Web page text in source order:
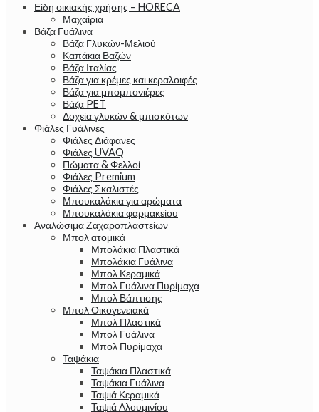
Είδη οικιακής χρήσης – HORECA
Μαχαίρια
Βάζα Γυάλινα
Βάζα Γλυκών-Μελιού
Καπάκια Βαζών
Βάζα Ιταλίας
Βάζα για κρέμες και κεραλοιφές
Βάζα για μπομπονιέρες
Βάζα PET
Δοχεία γλυκών & μπισκότων
Φιάλες Γυάλινες
Φιάλες Διάφανες
Φιάλες UVAQ
Πώματα & Φελλοί
Φιάλες Premium
Φιάλες Σκαλιστές
Μπουκαλάκια για αρώματα
Μπουκαλάκια φαρμακείου
Αναλώσιμα Ζαχαροπλαστείων
Μπολ ατομικά
Μπολάκια Πλαστικά
Μπολάκια Γυάλινα
Μπολ Κεραμικά
Μπολ Γυάλινα Πυρίμαχα
Μπολ Βάπτισης
Μπολ Οικογενειακά
Μπολ Πλαστικά
Μπολ Γυάλινα
Μπολ Πυρίμαχα
Ταψάκια
Ταψάκια Πλαστικά
Ταψάκια Γυάλινα
Ταψιά Κεραμικά
Ταψιά Αλουμινίου